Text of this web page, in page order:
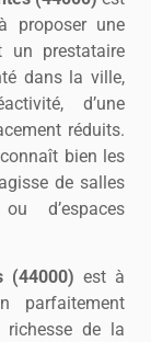
proposer une
un prestataire
dans la ville,
d’une
réduits.
connaît bien les
de salles
d’espaces
(44000) est à
parfaitement
de la